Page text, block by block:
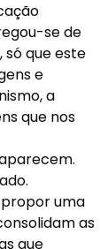
se de
que este
e
a
que nos
uma
as
que